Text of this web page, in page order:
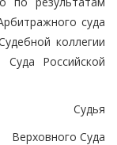
суда
коллегии
Российской
Судья
Верховного Суда